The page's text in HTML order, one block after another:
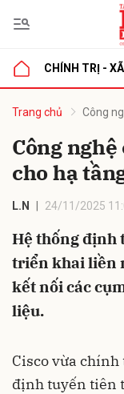
CHÍNH TRỊ - XÃ
Trang chủ Công
Công
cho hạ
L.N 24/11/2025
Hệ thống định
triển khai liền
kết nối các
liệu.
Cisco vừa
định tuyến tiên
luận